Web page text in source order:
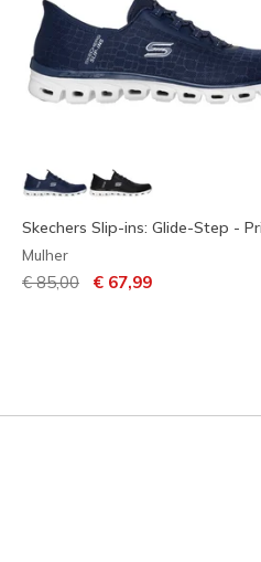
Skechers Slip-ins: Glide-Step -
Mulher
Preço com desconto de
€ 85,00 para
€ 67,99